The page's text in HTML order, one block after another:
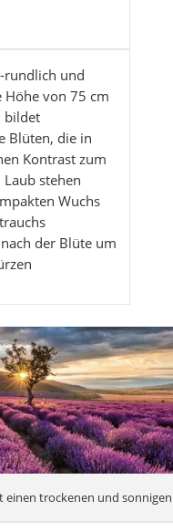
rundlich und
Höhe von 75 cm
bildet
Blüten, die in
Kontrast zum
stehen
Wuchs
der Blüte um
einen trockenen und